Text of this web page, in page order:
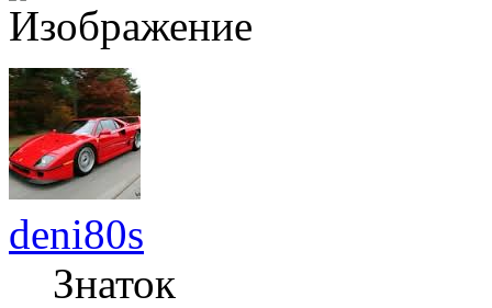
deni80s
Знаток